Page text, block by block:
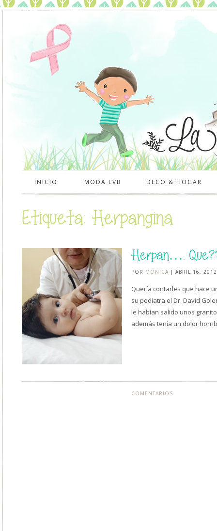
INICIO MODA LVB DECO & HOGAR
Etiqueta: Herpangina
Herpan….
POR MÓNICA | ABRIL 16, 2012
Quería contarles que hace
su pediatra el Dr. David
le habían salido unos
además tenía un dolor
COMENTARIOS